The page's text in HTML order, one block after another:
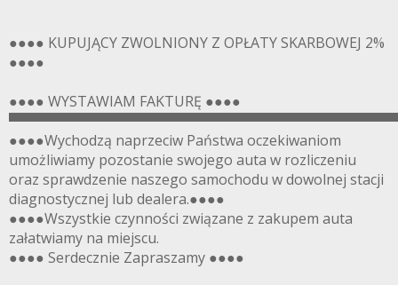
●●●● KUPUJĄCY ZWOLNIONY Z OPŁATY SKARBOWEJ 2%
●●●●
●●●● WYSTAWIAM FAKTURĘ ●●●●
●●●●Wychodzą naprzeciw Państwa oczekiwaniom
umożliwiamy pozostanie swojego auta w rozliczeniu
oraz sprawdzenie naszego samochodu w dowolnej stacji
diagnostycznej lub dealera.●●●●
●●●●Wszystkie czynności związane z zakupem auta
załatwiamy na miejscu.
●●●● Serdecznie Zapraszamy ●●●●